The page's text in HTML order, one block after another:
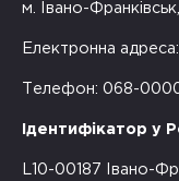
м. Івано-
Електронна адреса:
Телефон: 068-
Ідентифікатор у
L10-00187 Івано-